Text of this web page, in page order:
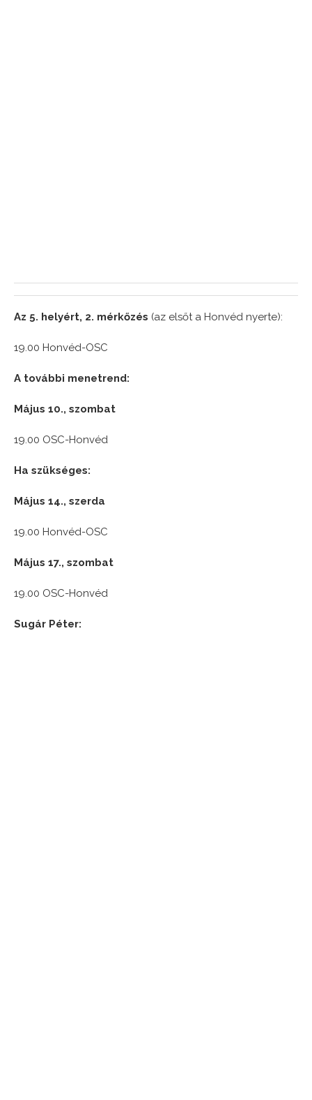
Az 5. helyért, 2. mérkőzés (az elsőt a Honvéd nyerte):
19.00 Honvéd-OSC
A további menetrend:
Május 10., szombat
19.00 OSC-Honvéd
Ha szükséges:
Május 14., szerda
19.00 Honvéd-OSC
Május 17., szombat
19.00 OSC-Honvéd
Sugár Péter: